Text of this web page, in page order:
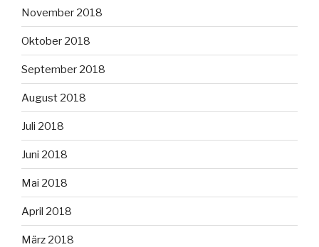
November 2018
Oktober 2018
September 2018
August 2018
Juli 2018
Juni 2018
Mai 2018
April 2018
März 2018